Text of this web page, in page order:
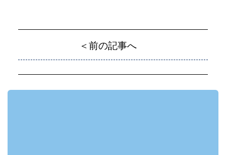
＜前の記事へ